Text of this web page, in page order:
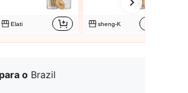
Elati sheng-K
o Brazil